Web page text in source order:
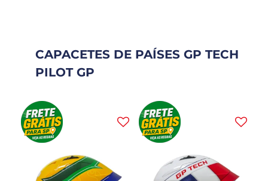
CAPACETES DE PAÍSES GP TECH
PILOT GP